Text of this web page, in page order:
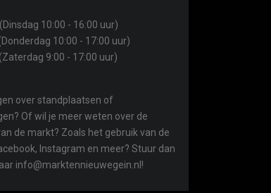
10:00 - 16:00 uur)
10:00 - 17:00 uur)
9:00 - 17:00 uur)
over standplaatsen of
Of wil je meer weten over de
de markt? Zoals het gebruik van de
Instagram en meer? Stuur dan
info@marktennieuwegein.nl!